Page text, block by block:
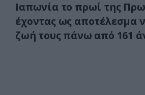
Ιαπωνία το πρωί της
έχοντας ως αποτέλεσμα
ζωή τους πάνω από 161